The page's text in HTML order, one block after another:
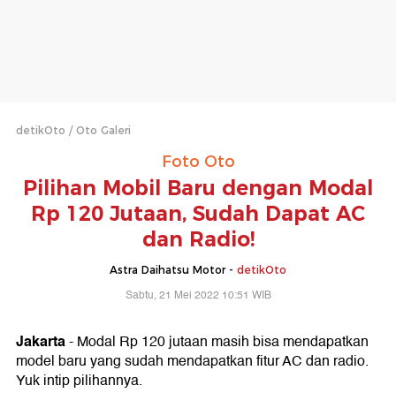
detikOto Oto Galeri
Foto Oto
Pilihan Mobil Baru dengan Modal
Rp 120 Jutaan, Sudah Dapat AC
dan Radio!
Astra Daihatsu Motor - detikOto
Sabtu, 21 Mei 2022 10:51 WIB
Jakarta- Modal Rp 120 jutaan masih bisa mendapatkan
model baru yang sudah mendapatkan fitur AC dan radio.
Yuk intip pilihannya.